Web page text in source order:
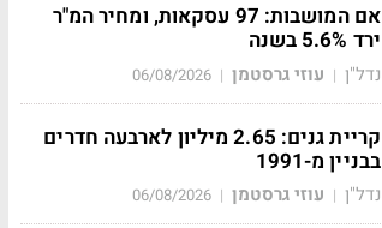
אם המושבות: 97 עסקאות, ומחיר המ"ר
ירד 5.6% בשנה
נדל"ן | עוזי גרסטמן |
06/08/2026
קריית גנים: 2.65 מיליון לארבעה חדרים
בבניין מ-1991
נדל"ן | עוזי גרסטמן |
06/08/2026